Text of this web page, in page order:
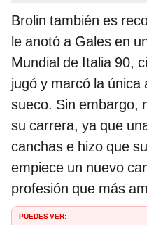
Brolin también es
le anotó a Gales en
Mundial de Italia 90,
jugó y marcó la
sueco. Sin embargo,
su carrera, ya que
canchas e hizo que
empiece un nuevo
profesión que más
PUEDES VER: